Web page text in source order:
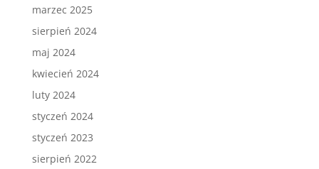
marzec 2025
sierpień 2024
maj 2024
kwiecień 2024
luty 2024
styczeń 2024
styczeń 2023
sierpień 2022